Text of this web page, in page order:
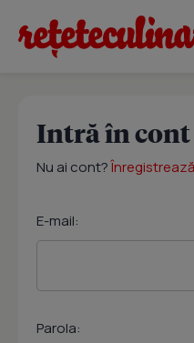
Intră în cont
Nu ai cont?
E-mail:
Parola: